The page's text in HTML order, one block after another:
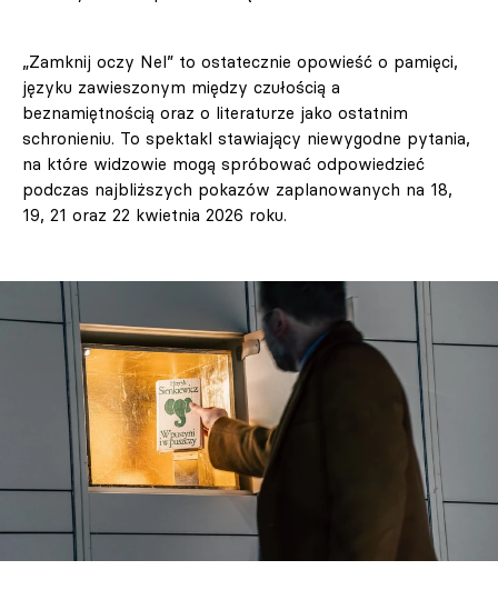
„Zamknij oczy Nel” to ostatecznie opowieść o pamięci,
języku zawieszonym między czułością a
beznamiętnością oraz o literaturze jako ostatnim
schronieniu. To spektakl stawiający niewygodne pytania,
na które widzowie mogą spróbować odpowiedzieć
podczas najbliższych pokazów zaplanowanych na 18,
19, 21 oraz 22 kwietnia 2026 roku.